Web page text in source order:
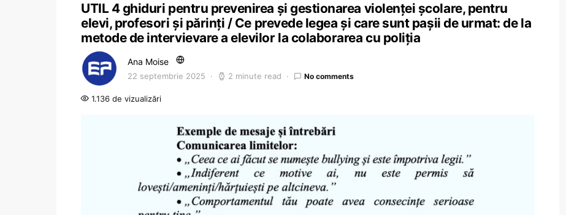
UTIL 4 ghiduri pentru prevenirea și gestionarea violenței școlare, pentru
elevi, profesori și părinți / Ce prevede legea și care sunt pașii de urmat: de la
metode de intervievare a elevilor la colaborarea cu poliția
Ana Moise
22 septembrie 2025 2 minute read No comments
1.136 de vizualizări